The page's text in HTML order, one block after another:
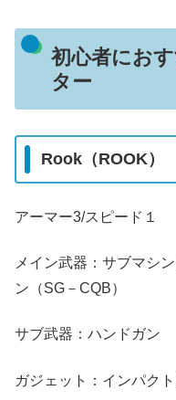
初心者にお
ター
Rook（ROOK）
アーマー3/スピード１
メイン武器：サブマシ
ン（SG－CQB）
サブ武器：ハンドガン
ガジェット：インパク